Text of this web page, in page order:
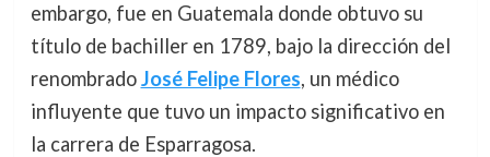
embargo, fue en Guatemala donde obtuvo su
título de bachiller en 1789, bajo la dirección del
renombradoJosé Felipe Flores, un médico
influyente que tuvo un impacto significativo en
la carrera de Esparragosa.